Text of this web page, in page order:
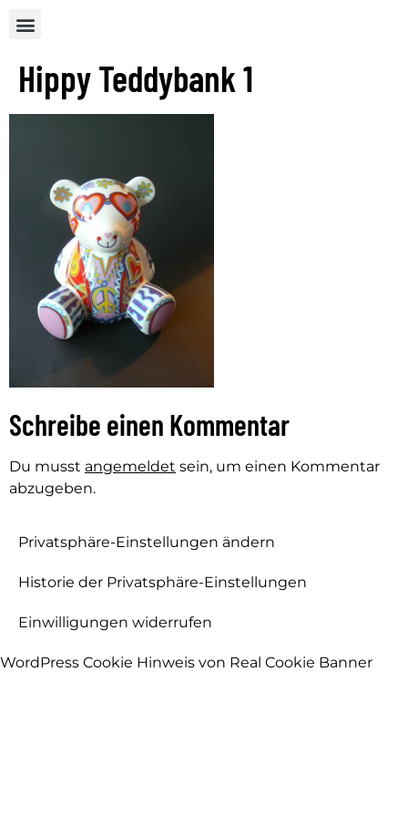
Hippy Teddybank 1
Schreibe einen Kommentar
Du musst angemeldet sein, um einen Kommentar
abzugeben.
Privatsphäre-Einstellungen ändern
Historie der Privatsphäre-Einstellungen
Einwilligungen widerrufen
WordPress Cookie Hinweis von Real Cookie Banner